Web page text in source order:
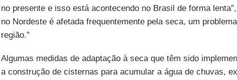
no presente e isso está acontecendo no Brasil de forma
no Nordeste é afetada frequentemente pela seca, um
região.”
Algumas medidas de adaptação à seca que têm sido
a construção de cisternas para acumular a água de chuvas,